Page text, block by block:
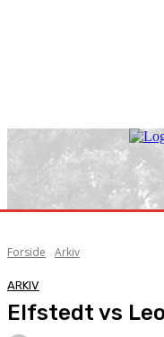
Forside Arkiv
ARKIV
Elfstedt vs